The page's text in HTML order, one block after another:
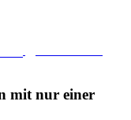
mit nur einer